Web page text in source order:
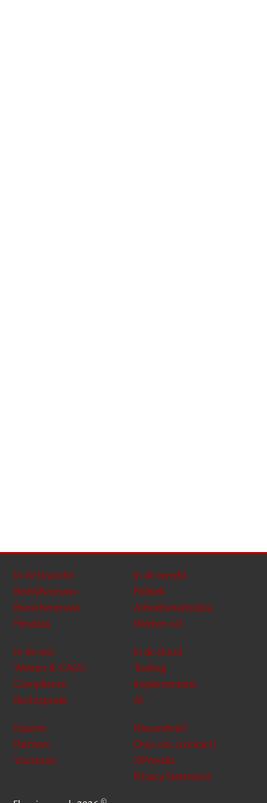
In de branche
Bedrijfsnieuws
Branchenieuws
Flexdata
In de wereld
Politiek
Arbeidsmarktdata
Werken 4.0
In de wet
Wetten & CAO’s
Compliance
Rechtspraak
In de cloud
Tooling
Implementatie
AI
Experts
Partners
Vacatures
Nieuwsbrief
Over ons (contact)
ZiPmedia
Privacy Statement